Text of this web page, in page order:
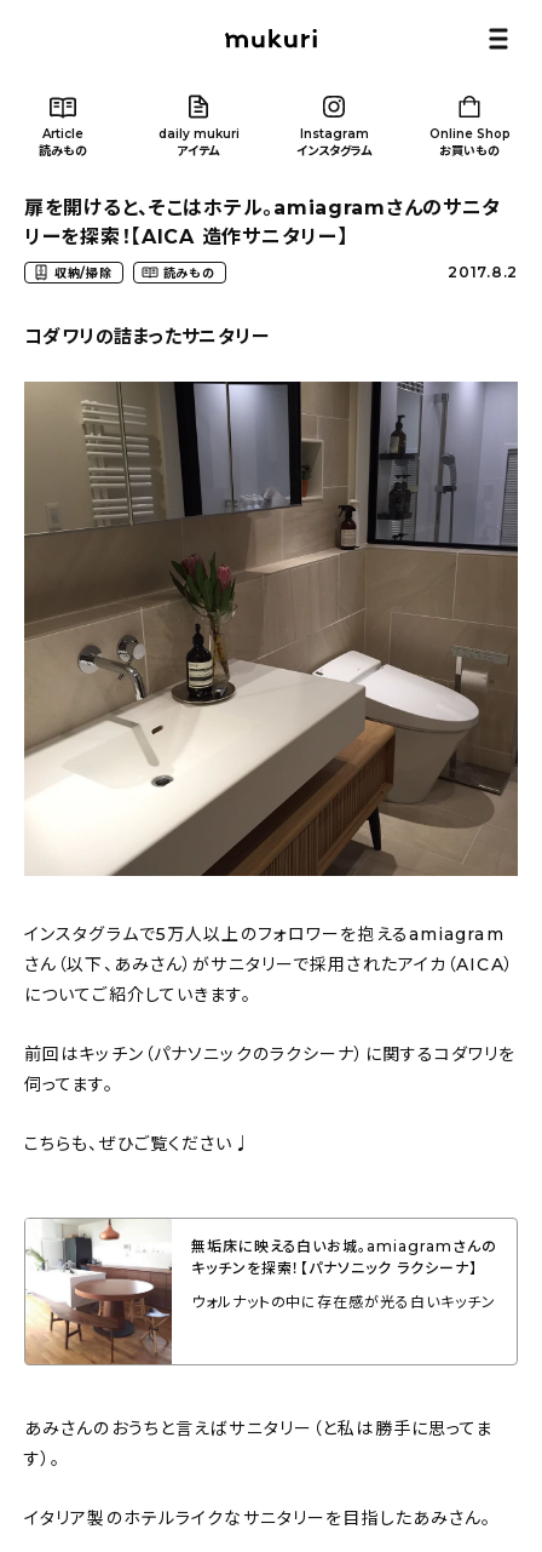
Article
読みもの
daily mukuri
アイテム
Instagram
インスタグラム
Online Shop
お買いもの
カテゴリー一覧
人気の記事
コラム
インテリア
暮らし
daily mukuri
新着記事
人気の記事
おすすめの記事
インテリア
日用品
扉を開けると、そこはホテル。amiagramさんのサニタ
リーを探索！【AICA 造作サニタリー】
収納/掃除 読みもの 2017.8.2
コダワリの詰まったサニタリー
インスタグラムで5万人以上のフォロワーを抱えるamiagram
さん（以下、あみさん）がサニタリーで採用されたアイカ（AICA）
についてご紹介していきます。
前回はキッチン（パナソニックのラクシーナ）に関するコダワリを
伺ってます。
こちらも、ぜひご覧ください♩
無垢床に映える白いお城。amiagramさんの
キッチンを探索！【パナソニック ラクシーナ】
ウォルナットの中に存在感が光る白いキッチン
あみさんのおうちと言えばサニタリー（と私は勝手に思ってま
す）。
イタリア製のホテルライクなサニタリーを目指したあみさん。